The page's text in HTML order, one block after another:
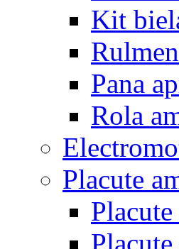
Kit
Pana
Rola
Placute